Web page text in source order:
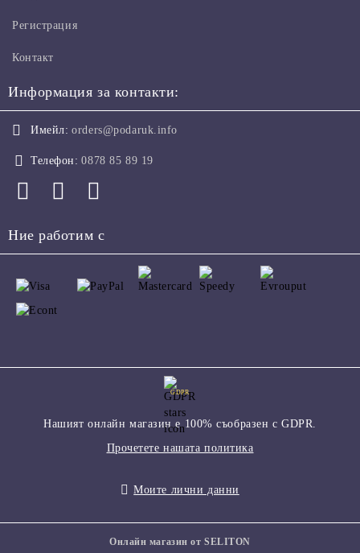
Регистрация
Контакт
Информация за контакти:
Имейл: orders@podaruk.info
Телефон: 0878 85 89 19
Ние работим с
GDPR
Нашият онлайн магазин е 100% съобразен с GDPR.
Прочетете нашата политика
Моите лични данни
Онлайн магазин от SELITON